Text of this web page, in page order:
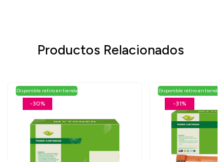
Productos Relacionados
-30%
Disponible retiro en tienda
-31%
Disponible retiro en tienda